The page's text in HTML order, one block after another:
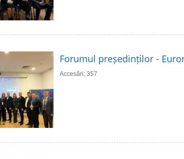
Forumul președinților -
Accesări: 357